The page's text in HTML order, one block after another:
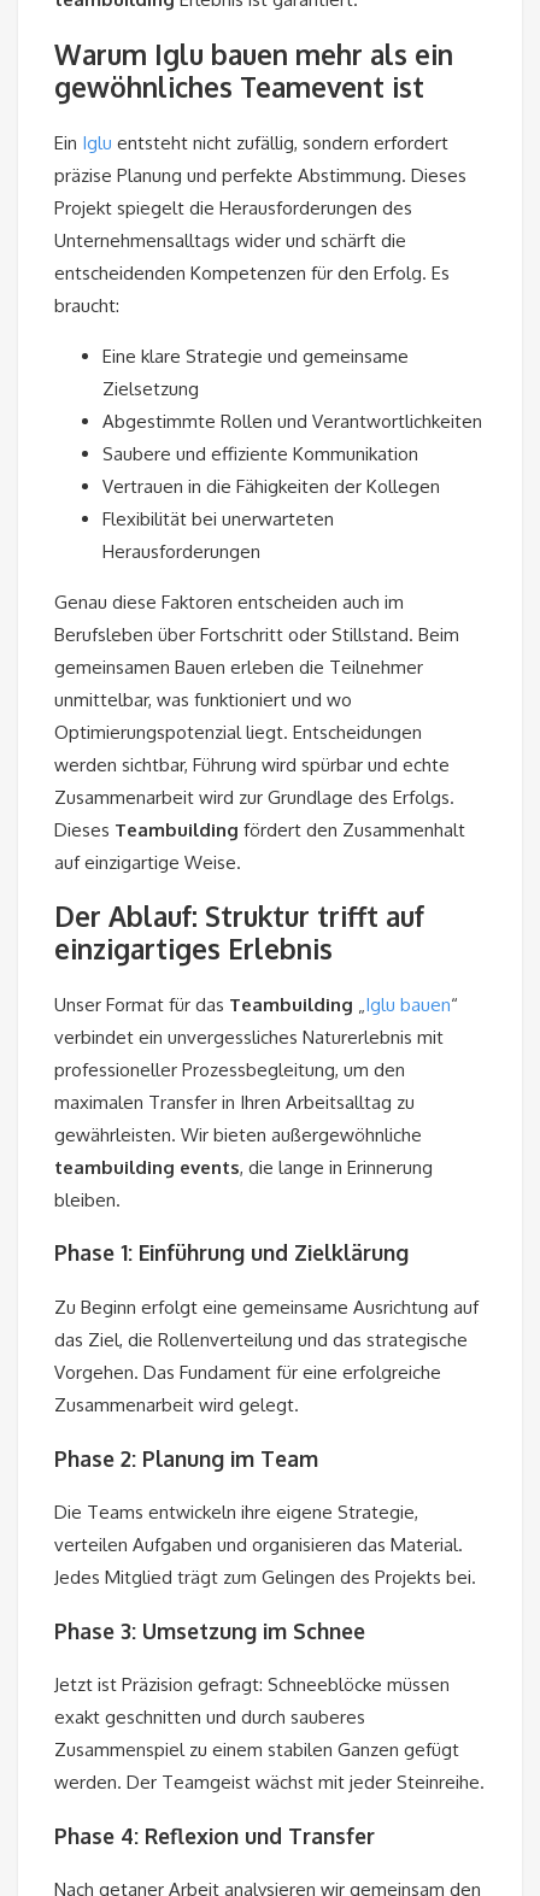
Warum Iglu bauen mehr als ein
gewöhnliches Teamevent ist
Ein Iglu entsteht nicht zufällig, sondern erfordert
präzise Planung und perfekte Abstimmung. Dieses
Projekt spiegelt die Herausforderungen des
Unternehmensalltags wider und schärft die
entscheidenden Kompetenzen für den Erfolg. Es
braucht:
Eine klare Strategie und gemeinsame
Zielsetzung
Abgestimmte Rollen und Verantwortlichkeiten
Saubere und effiziente Kommunikation
Vertrauen in die Fähigkeiten der Kollegen
Flexibilität bei unerwarteten
Herausforderungen
Genau diese Faktoren entscheiden auch im
Berufsleben über Fortschritt oder Stillstand. Beim
gemeinsamen Bauen erleben die Teilnehmer
unmittelbar, was funktioniert und wo
Optimierungspotenzial liegt. Entscheidungen
werden sichtbar, Führung wird spürbar und echte
Zusammenarbeit wird zur Grundlage des Erfolgs.
Dieses Teambuilding fördert den Zusammenhalt
auf einzigartige Weise.
Der Ablauf: Struktur trifft auf
einzigartiges Erlebnis
Unser Format für das Teambuilding „Iglu bauen“
verbindet ein unvergessliches Naturerlebnis mit
professioneller Prozessbegleitung, um den
maximalen Transfer in Ihren Arbeitsalltag zu
gewährleisten. Wir bieten außergewöhnliche
teambuilding events, die lange in Erinnerung
bleiben.
Phase 1: Einführung und Zielklärung
Zu Beginn erfolgt eine gemeinsame Ausrichtung auf
das Ziel, die Rollenverteilung und das strategische
Vorgehen. Das Fundament für eine erfolgreiche
Zusammenarbeit wird gelegt.
Phase 2: Planung im Team
Die Teams entwickeln ihre eigene Strategie,
verteilen Aufgaben und organisieren das Material.
Jedes Mitglied trägt zum Gelingen des Projekts bei.
Phase 3: Umsetzung im Schnee
Jetzt ist Präzision gefragt: Schneeblöcke müssen
exakt geschnitten und durch sauberes
Zusammenspiel zu einem stabilen Ganzen gefügt
werden. Der Teamgeist wächst mit jeder Steinreihe.
Phase 4: Reflexion und Transfer
Nach getaner Arbeit analysieren wir gemeinsam den